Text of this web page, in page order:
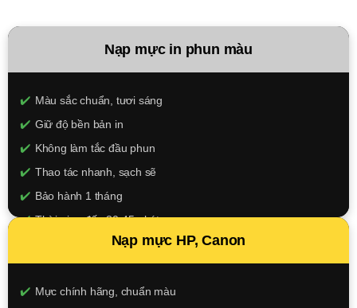
Nạp mực in phun màu
Màu sắc chuẩn, tươi sáng
Giữ độ bền bản in
Không làm tắc đầu phun
Thao tác nhanh, sạch sẽ
Bảo hành 1 tháng
Thời gian đến 30-45 phút
150.000đ/màu
XEM CHI TIẾT
Nạp mực HP, Canon
Mực chính hãng, chuẩn màu